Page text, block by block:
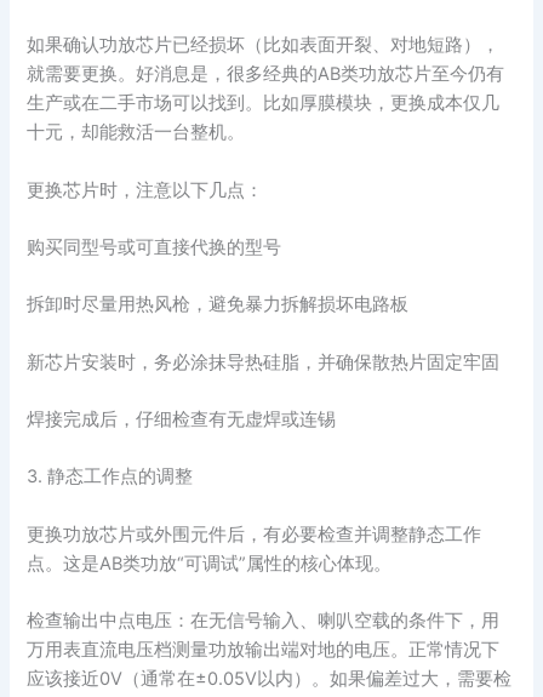
如果确认功放芯片已经损坏（比如表面开裂、对地短路），
就需要更换。好消息是，很多经典的AB类功放芯片至今仍有
生产或在二手市场可以找到。比如厚膜模块，更换成本仅几
十元，却能救活一台整机。
更换芯片时，注意以下几点：
购买同型号或可直接代换的型号
拆卸时尽量用热风枪，避免暴力拆解损坏电路板
新芯片安装时，务必涂抹导热硅脂，并确保散热片固定牢固
焊接完成后，仔细检查有无虚焊或连锡
3. 静态工作点的调整
更换功放芯片或外围元件后，有必要检查并调整静态工作
点。这是AB类功放“可调试”属性的核心体现。
检查输出中点电压：在无信号输入、喇叭空载的条件下，用
万用表直流电压档测量功放输出端对地的电压。正常情况下
应该接近0V（通常在±0.05V以内）。如果偏差过大，需要检